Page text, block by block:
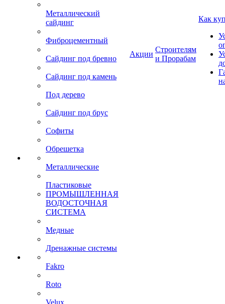
Металлический
сайдинг
Фиброцементный
Сайдинг под бревно
Сайдинг под камень
Под дерево
Сайдинг под брус
Софиты
Обрешетка
Металлические
Пластиковые
ПРОМЫШЛЕННАЯ
ВОДОСТОЧНАЯ
СИСТЕМА
Медные
Дренажные системы
Fakro
Roto
Velux
Акции
Строителям
и Прорабам
Как